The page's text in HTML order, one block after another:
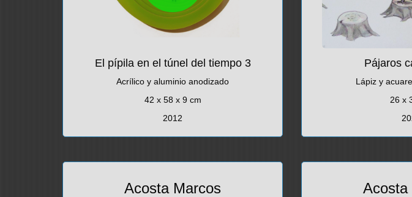
El pípila en el túnel del tiempo 3
Acrílico y aluminio anodizado
42 x 58 x 9 cm
2012
Pájaros
Lápiz y
26 x
Acosta Marcos Acosta